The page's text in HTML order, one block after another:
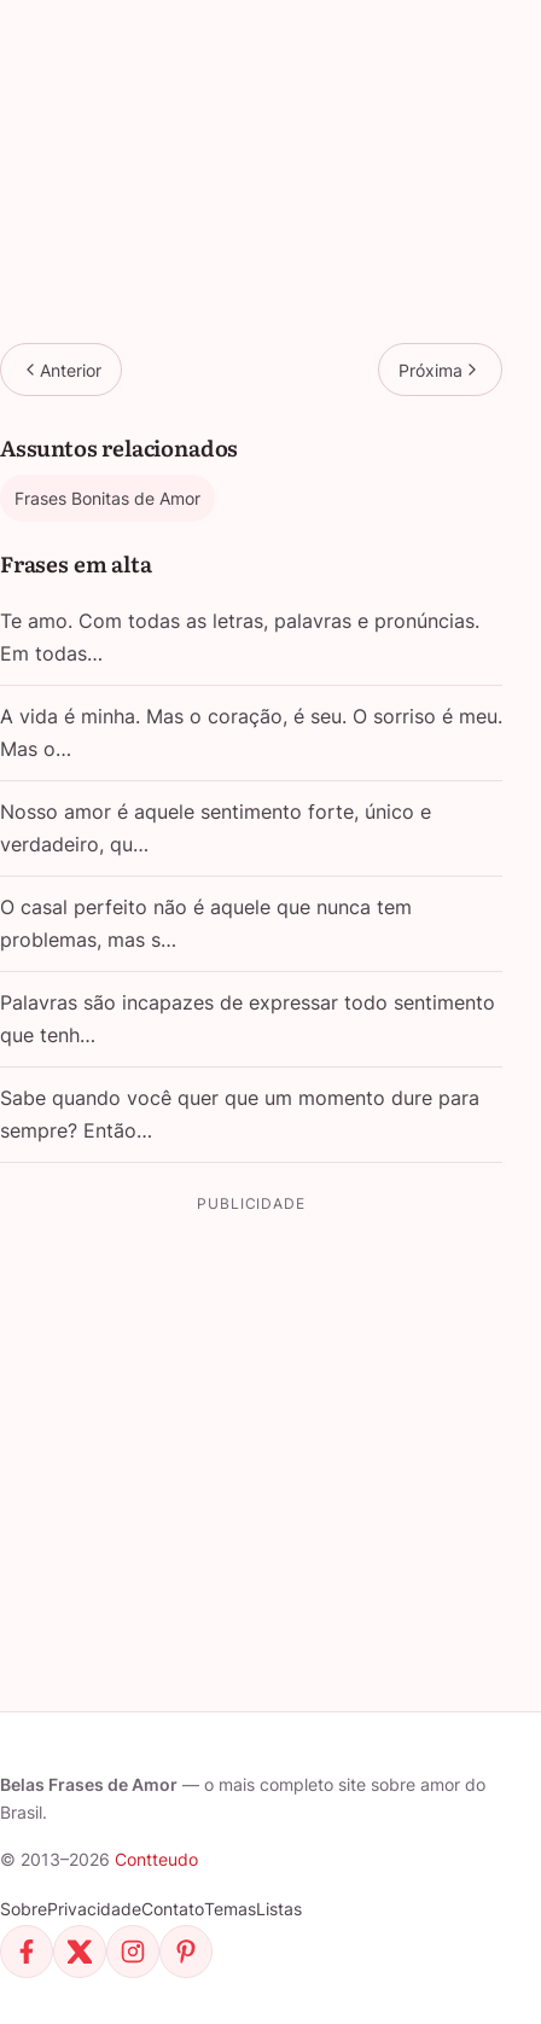
Anterior Próxima
Assuntos relacionados
Frases Bonitas de Amor
Frases em alta
Te amo. Com todas as letras, palavras e pronúncias.
Em todas…
A vida é minha. Mas o coração, é seu. O sorriso é meu.
Mas o…
Nosso amor é aquele sentimento forte, único e
verdadeiro, qu…
O casal perfeito não é aquele que nunca tem
problemas, mas s…
Palavras são incapazes de expressar todo sentimento
que tenh…
Sabe quando você quer que um momento dure para
sempre? Então…
PUBLICIDADE
Belas Frases de Amor — o mais completo site sobre amor do
Brasil.
© 2013–2026 Contteudo
SobrePrivacidadeContatoTemasListas